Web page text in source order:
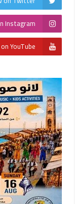
Instagram
YouTube